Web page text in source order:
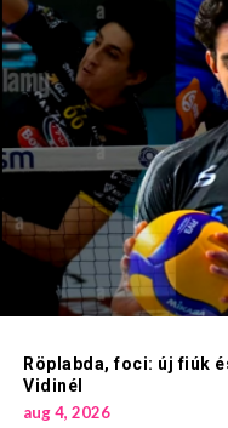
Röplabda, foci: új fiúk
Vidinél
aug 4, 2026